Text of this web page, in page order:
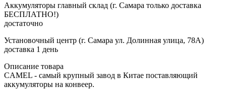
Аккумуляторы главный склад (г. Самара только доставка
БЕСПЛАТНО!)
достаточно
Установочный центр (г. Самара ул. Долинная улица, 78А)
доставка 1 день
Описание товара
CAMEL - самый крупный завод в Китае поставляющий
аккумуляторы на конвеер.